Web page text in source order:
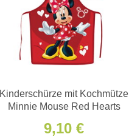
Kinderschürze mit Kochmütze
Minnie Mouse Red Hearts
9,10 €